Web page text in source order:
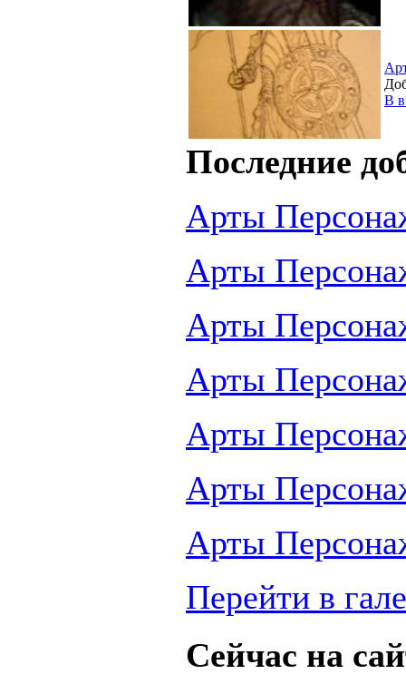
В
Последние
Арты
Арты
Арты
Арты
Арты
Арты
Арты
Перейти в
Сейчас на